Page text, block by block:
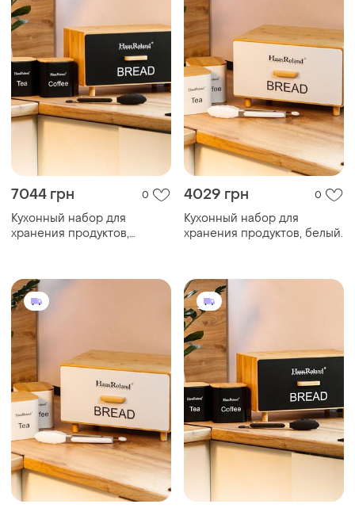
7044 грн 0
Кухонный набор для
хранения продуктов,
4029 грн 0
Кухонный набор для
хранения продуктов, белый.